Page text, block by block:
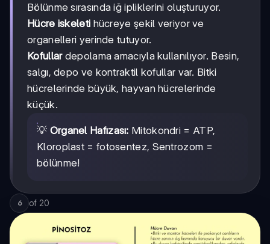
Bölünme sırasında iğ ipliklerini oluşturuyor.
Hücre iskeleti hücreye şekil veriyor ve
organelleri yerinde tutuyor.
Kofullardepolama amacıyla kullanılıyor. Besin,
salgı, depo ve kontraktil kofullar var. Bitki
hücrelerinde büyük, hayvan hücrelerinde
küçük.
💡 Organel Hafızası: Mitokondri = ATP,
Kloroplast = fotosentez, Sentrozom =
bölünme!
6 of 20